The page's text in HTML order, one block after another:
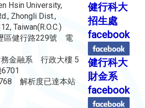
Hsin University,
Zhongli Dist.,
Taiwan(R.O.C.)
區健行路229號 電
金融系 行政大樓 5
解析度已達本站
健行科大
招生處
facebook
健行科大
財金系
facebook